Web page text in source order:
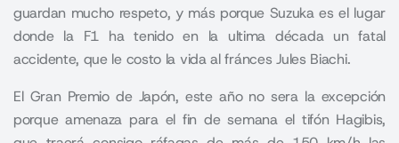
guardan mucho respeto, y más porque Suzuka es el lugar
donde la F1 ha tenido en la ultima década un fatal
accidente, que le costo la vida al fránces Jules Biachi.
El Gran Premio de Japón, este año no sera la excepción
porque amenaza para el fin de semana el tifón Hagibis,